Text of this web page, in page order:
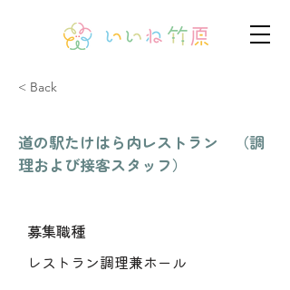
< Back
道の駅たけはら内レストラン （調
理および接客スタッフ）
募集職種
レストラン調理兼ホール